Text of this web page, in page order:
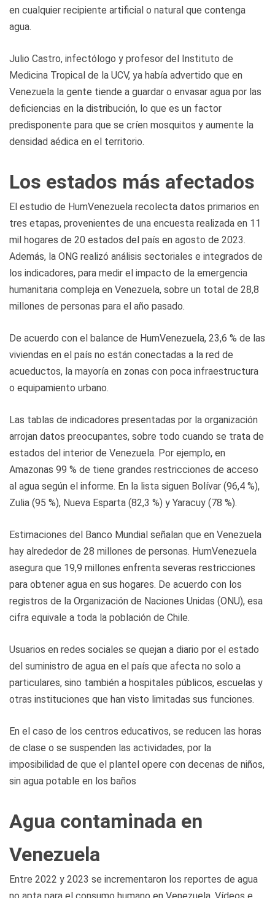
en cualquier recipiente artificial o natural que contenga
agua.
Julio Castro, infectólogo y profesor del Instituto de
Medicina Tropical de la UCV, ya había advertido que en
Venezuela la gente tiende a guardar o envasar agua por las
deficiencias en la distribución, lo que es un factor
predisponente para que se críen mosquitos y aumente la
densidad aédica en el territorio.
Los estados más afectados
El estudio de HumVenezuela recolecta datos primarios en
tres etapas, provenientes de una encuesta realizada en 11
mil hogares de 20 estados del país en agosto de 2023.
Además, la ONG realizó análisis sectoriales e integrados de
los indicadores, para medir el impacto de la emergencia
humanitaria compleja en Venezuela, sobre un total de 28,8
millones de personas para el año pasado.
De acuerdo con el balance de HumVenezuela, 23,6 % de las
viviendas en el país no están conectadas a la red de
acueductos, la mayoría en zonas con poca infraestructura
o equipamiento urbano.
Las tablas de indicadores presentadas por la organización
arrojan datos preocupantes, sobre todo cuando se trata de
estados del interior de Venezuela. Por ejemplo, en
Amazonas 99 % de tiene grandes restricciones de acceso
al agua según el informe. En la lista siguen Bolívar (96,4 %),
Zulia (95 %), Nueva Esparta (82,3 %) y Yaracuy (78 %).
Estimaciones del Banco Mundial señalan que en Venezuela
hay alrededor de 28 millones de personas. HumVenezuela
asegura que 19,9 millones enfrenta severas restricciones
para obtener agua en sus hogares. De acuerdo con los
registros de la Organización de Naciones Unidas (ONU), esa
cifra equivale a toda la población de Chile.
Usuarios en redes sociales se quejan a diario por el estado
del suministro de agua en el país que afecta no solo a
particulares, sino también a hospitales públicos, escuelas y
otras instituciones que han visto limitadas sus funciones.
En el caso de los centros educativos, se reducen las horas
de clase o se suspenden las actividades, por la
imposibilidad de que el plantel opere con decenas de niños,
sin agua potable en los baños
Agua contaminada en
Venezuela
Entre 2022 y 2023 se incrementaron los reportes de agua